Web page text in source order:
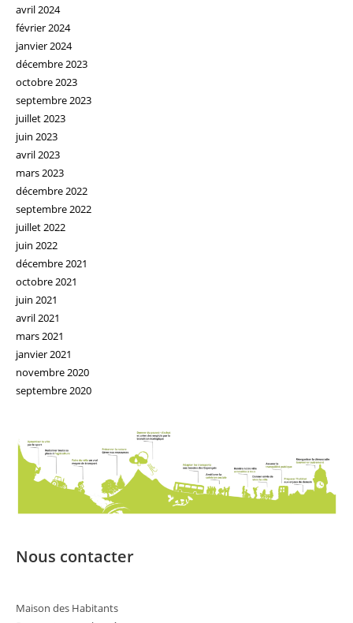
avril 2024
février 2024
janvier 2024
décembre 2023
octobre 2023
septembre 2023
juillet 2023
juin 2023
avril 2023
mars 2023
décembre 2022
septembre 2022
juillet 2022
juin 2022
décembre 2021
octobre 2021
juin 2021
avril 2021
mars 2021
janvier 2021
novembre 2020
septembre 2020
Nous contacter
Maison des Habitants